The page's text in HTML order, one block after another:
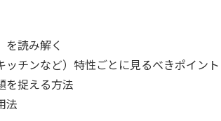
を読み解く
チンなど）特性ごとに見るべきポイント
を捉える方法
法